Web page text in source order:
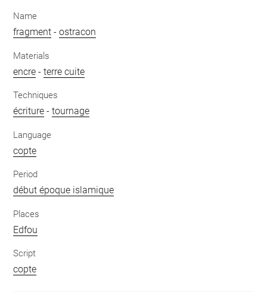
Name
fragment -ostracon
Materials
encre -terre cuite
Techniques
écriture -tournage
Language
copte
Period
début époque islamique
Places
Edfou
Script
copte